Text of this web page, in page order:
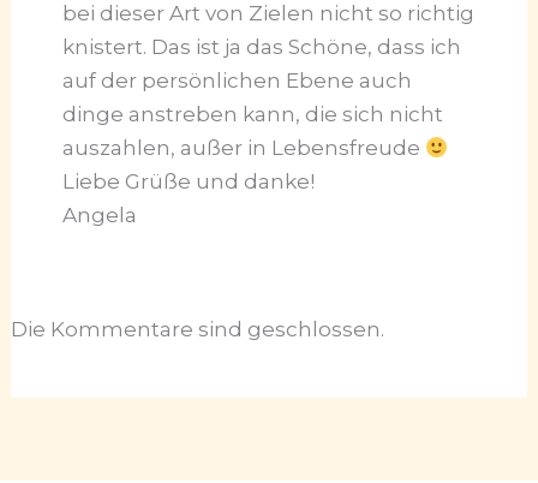
bei dieser Art von Zielen nicht so richtig
knistert. Das ist ja das Schöne, dass ich
auf der persönlichen Ebene auch
dinge anstreben kann, die sich nicht
auszahlen, außer in Lebensfreude
Liebe Grüße und danke!
Angela
Die Kommentare sind geschlossen.